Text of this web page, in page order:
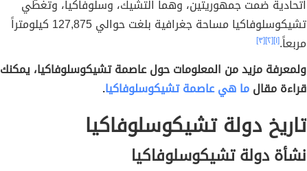
اتحادية ضمت جمهوريتين، وهما التشيك، وسلوفاكيا، وتغطّي
تشيكوسلوفاكيا مساحة جغرافية بلغت حوالي 127,875 كيلومتراً
مربعاً.[١] [٢] [٣]
ولمعرفة مزيد من المعلومات حول عاصمة تشيكوسلوفاكيا، يمكنك
قراءة مقالما هي عاصمة تشيكوسلوفاكيا.
تاريخ دولة تشيكوسلوفاكيا
نشأة دولة تشيكوسلوفاكيا